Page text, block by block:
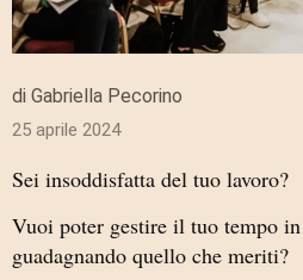
di Gabriella Pecorino
25 aprile 2024
Sei insoddisfatta del tuo lavoro?
Vuoi poter gestire il tuo tempo
guadagnando quello che meriti?